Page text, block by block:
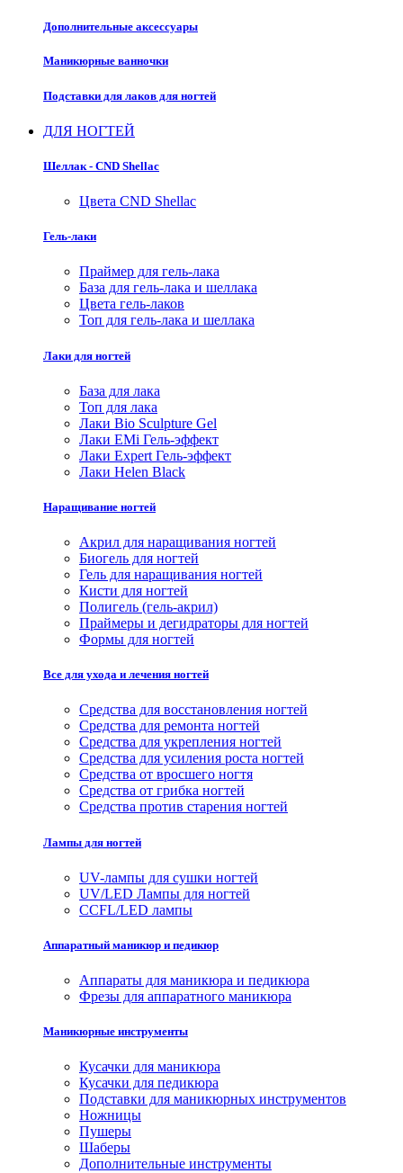
Дополнительные аксессуары
Маникюрные ванночки
Подставки для лаков для ногтей
ДЛЯ НОГТЕЙ
Шеллак - CND Shellac
Цвета CND Shellac
Гель-лаки
Праймер для гель-лака
База для гель-лака и шеллака
Цвета гель-лаков
Топ для гель-лака и шеллака
Лаки для ногтей
База для лака
Топ для лака
Лаки Bio Sculpture Gel
Лаки EMi Гель-эффект
Лаки Expert Гель-эффект
Лаки Helen Black
Наращивание ногтей
Акрил для наращивания ногтей
Биогель для ногтей
Гель для наращивания ногтей
Кисти для ногтей
Полигель (гель-акрил)
Праймеры и дегидраторы для ногтей
Формы для ногтей
Все для ухода и лечения ногтей
Средства для восстановления ногтей
Средства для ремонта ногтей
Средства для укрепления ногтей
Средства для усиления роста ногтей
Средства от вросшего ногтя
Средства от грибка ногтей
Средства против старения ногтей
Лампы для ногтей
UV-лампы для сушки ногтей
UV/LED Лампы для ногтей
CCFL/LED лампы
Аппаратный маникюр и педикюр
Аппараты для маникюра и педикюра
Фрезы для аппаратного маникюра
Маникюрные инструменты
Кусачки для маникюра
Кусачки для педикюра
Подставки для маникюрных инструментов
Ножницы
Пушеры
Шаберы
Дополнительные инструменты